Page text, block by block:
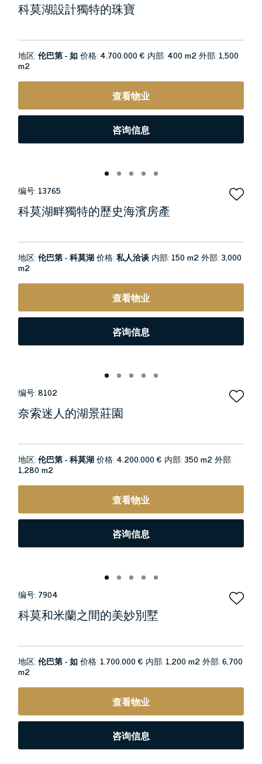
科莫湖設計獨特的珠寶
地区:伦巴第 - 如价格: 4.700.000 € 内部: 400 m2外部: 1,500
m2
查看物业
咨询信息
编号: 13765
科莫湖畔獨特的歷史海濱房產
地区:伦巴第 - 科莫湖价格:私人洽谈 内部: 150 m2外部:3,000
m2
查看物业
咨询信息
编号:8102
奈索迷人的湖景莊園
地区:伦巴第 - 科莫湖价格: 4.200.000 € 内部:350 m2外部:
1,280 m2
查看物业
咨询信息
编号: 7904
科莫和米蘭之間的美妙別墅
地区:伦巴第 - 如价格: 1.700.000 € 内部: 1,200 m2外部:6,700
m2
查看物业
咨询信息